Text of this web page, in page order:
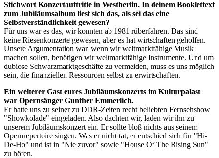
Stichwort Konzertauftritte in Westberlin. In deinem Booklettext
zum Jubiläumsalbum liest sich das, als sei das eine
Selbstverständlichkeit gewesen?
Für uns war es das, wir konnten ab 1981 rüberfahren. Das sind
keine Riesenkonzerte gewesen, aber es hat wirtschaften geholfen.
Unsere Argumentation war, wenn wir weltmarktfähige Musik
machen sollen, benötigen wir weltmarktfähige Instrumente. Und um
dubiose Schwarzmarktgeschäfte zu vermeiden, muss es uns möglich
sein, die finanziellen Ressourcen selbst zu erwirtschaften.
Ein weiterer Gast eures Jubiläumskonzerts im Kulturpalast
war Opernsänger Gunther Emmerlich.
Er hatte uns zu seiner zu DDR-Zeiten recht beliebten Fernsehshow
"Showkolade" eingeladen. Also dachten wir, laden wir ihn zu
unserem Jubiläumskonzert ein. Er sollte bloß nichts aus seinem
Opernrepertoire singen. Was er nicht tat, er entschied sich für "Hi-
De-Ho" und ist in "Nie zuvor" sowie "House Of The Rising Sun"
zu hören.